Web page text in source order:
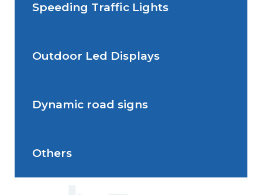
Situations de signalisation
Radar Speed Sign
Speeding Traffic Lights
Speeding Traffic Light
Outdoor Led Displays
Outdoor Led Display
Dynamic road signs
Dynamic road signs
Others